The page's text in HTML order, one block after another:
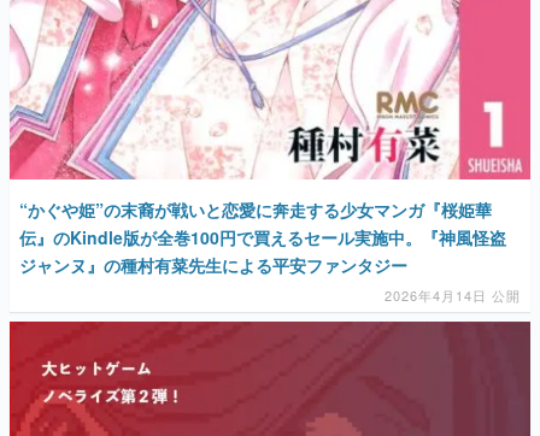
“かぐや姫”の末裔が戦いと恋愛に奔走する少女マンガ『桜姫華
伝』のKindle版が全巻100円で買えるセール実施中。『神風怪盗
ジャンヌ』の種村有菜先生による平安ファンタジー
2026年4月14日 公開